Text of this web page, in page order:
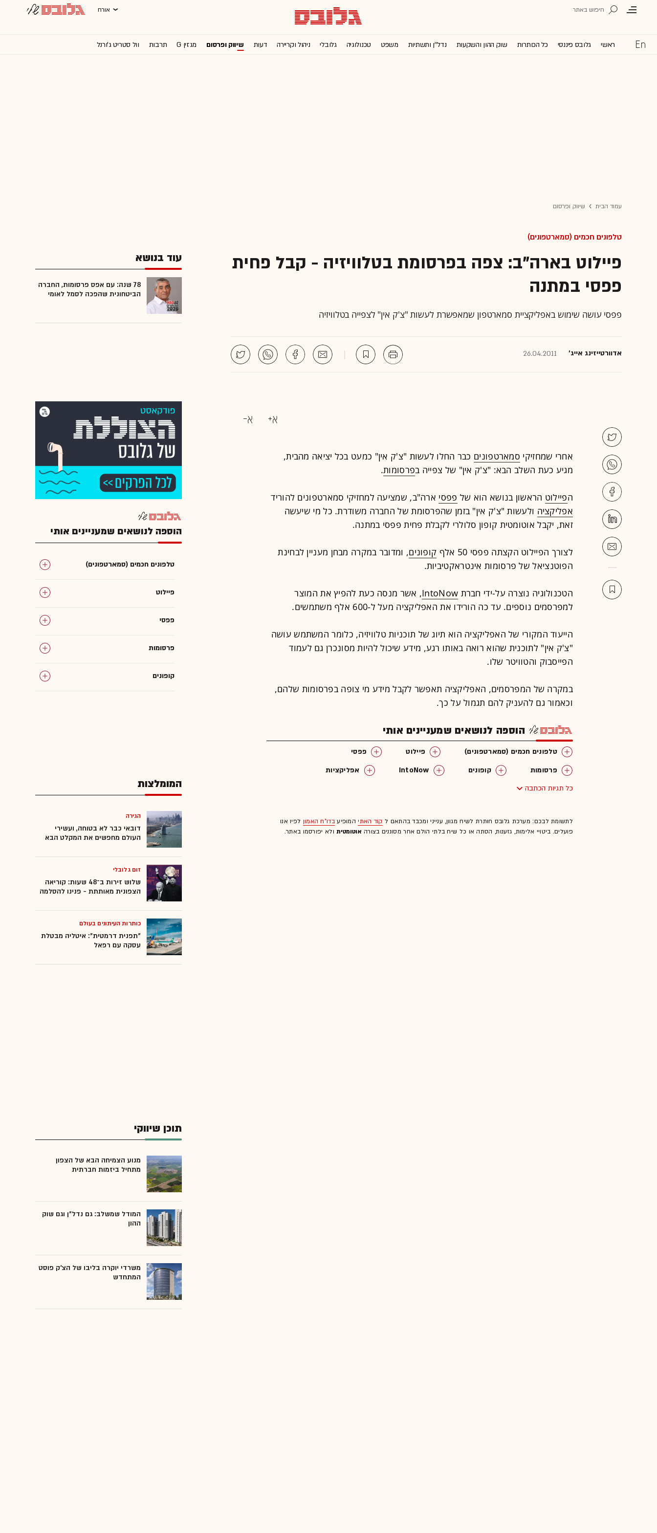
אורח
ראשי גלובס פיננסי כל הכותרות שוק ההון והשקעות נדל''ן ותשתיות משפט טכנולוגיה גלובלי ניהול וקריירה דעות שיווק ופרסום מגזין G תרבות וול סטריט ג'ורנל
עמוד הבית שיווק ופרסום
טלפונים חכמים (סמארטפונים)
פיילוט בארה"ב: צפה בפרסומת בטלוויזיה - קבל פחית
פפסי במתנה
פפסי עושה שימוש באפליקציית סמארטפון שמאפשרת לעשות "צ'ק אין" לצפייה בטלוויזיה
אדוורטייזינג אייג' 26.04.2011
אחרי שמחזיקי סמארטפונים כבר החלו לעשות "צ'ק אין" כמעט בכל יציאה מהבית,
מגיע כעת השלב הבא: "צ'ק אין" של צפייה בפרסומות.
הפיילוט הראשון בנושא הוא של פפסי ארה"ב, שמציעה למחזיקי סמארטפונים להוריד
אפליקציה ולעשות "צ'ק אין" בזמן שהפרסומת של החברה משודרת. כל מי שיעשה
זאת, יקבל אוטומטית קופון סלולרי לקבלת פחית פפסי במתנה.
לצורך הפיילוט הקצתה פפסי 50 אלף קופונים, ומדובר במקרה מבחן מעניין לבחינת
הפוטנציאל של פרסומות אינטראקטיביות.
הטכנולוגיה נוצרה על-ידי חברת IntoNow, אשר מנסה כעת להפיץ את המוצר
למפרסמים נוספים. עד כה הורידו את האפליקציה מעל ל-600 אלף משתמשים.
הייעוד המקורי של האפליקציה הוא תיוג של תוכניות טלוויזיה, כלומר המשתמש עושה
"צ'ק אין" לתוכנית שהוא רואה באותו רגע, מידע שיכול להיות מסונכרן גם לעמוד
הפייסבוק והטוויטר שלו.
במקרה של המפרסמים, האפליקציה תאפשר לקבל מידע מי צופה בפרסומות שלהם,
וכאמור גם להעניק להם תגמול על כך.
הוספה לנושאים שמעניינים אותי
טלפונים חכמים (סמארטפונים) פיילוט
פפסי
פרסומות
קופונים IntoNow
אפליקציות
כל תגיות הכתבה
לתשומת לבכם: מערכת גלובס חותרת לשיח מגוון, ענייני ומכבד בהתאם ל קוד האתיהמופיעבדו"ח האמון לפיו אנו
פועלים. ביטויי אלימות, גזענות, הסתה או כל שיח בלתי הולם אחר מסוננים בצורה אוטומטיתולא יפורסמו באתר.
עוד בנושא
78 שנה: עם אפס פרסומות, החברה
הביטחונית שהפכה לסמל לאומי
הוספה לנושאים שמעניינים אותי
טלפונים חכמים (סמארטפונים)
פיילוט
פפסי
פרסומות
קופונים
המומלצות
הגירה
דובאי כבר לא בטוחה, ועשירי
העולם מחפשים את המקלט הבא
זום גלובלי
שלוש זירות ב־48 שעות: קוריאה
הצפונית מאותתת - פנינו להסלמה
כותרות העיתונים בעולם
"תפנית דרמטית": איטליה מבטלת
עסקה עם רפאל
תוכן שיווקי
מנוע הצמיחה הבא של הצפון
מתחיל ביזמות חברתית
המודל שמשלב: גם נדל"ן וגם שוק
ההון
משרדי יוקרה בליבו של הצ'ק פוסט
המתחדש